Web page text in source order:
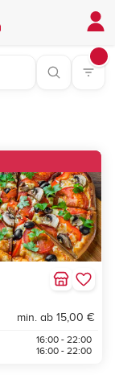
min. ab 15,00 €
16:00 - 22:00
16:00 - 22:00